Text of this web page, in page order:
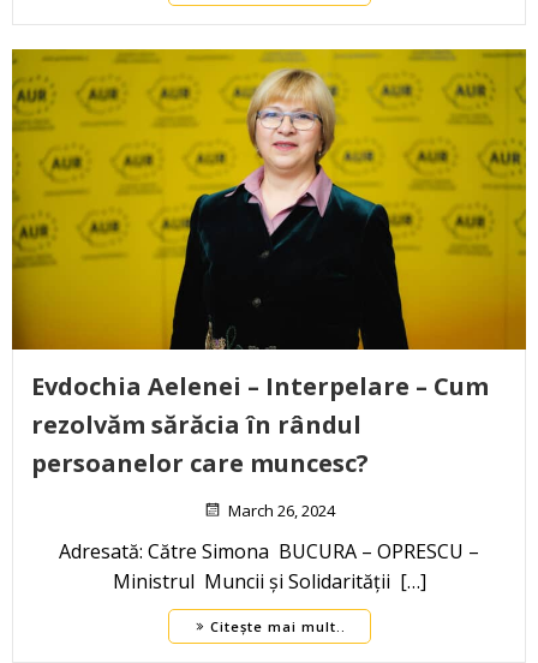
Evdochia Aelenei – Interpelare – Cum
rezolvăm sărăcia în rândul
persoanelor care muncesc?
March 26, 2024
Adresată: Către Simona BUCURA – OPRESCU –
Ministrul Muncii și Solidarității […]
Citește mai mult..